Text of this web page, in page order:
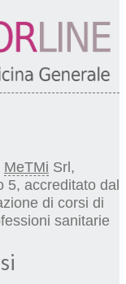
MeTMi Srl,
5, accreditato dal
di corsi di
sanitarie